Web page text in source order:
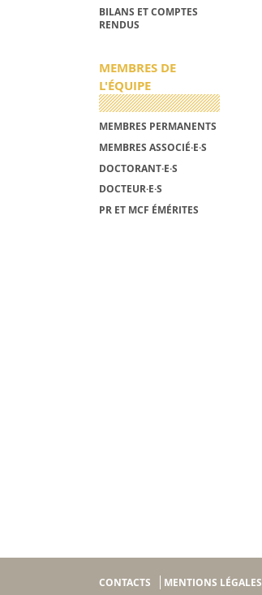
BILANS ET COMPTES
RENDUS
MEMBRES DE
L'ÉQUIPE
MEMBRES PERMANENTS
MEMBRES ASSOCIÉ·E·S
DOCTORANT·E·S
DOCTEUR·E·S
PR ET MCF ÉMÉRITES
CONTACTS MENTIONS LÉGALES